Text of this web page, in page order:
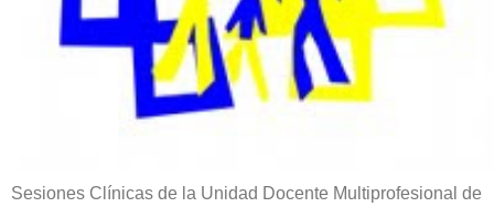
Sesiones Clínicas de la Unidad Docente Multiprofesional de